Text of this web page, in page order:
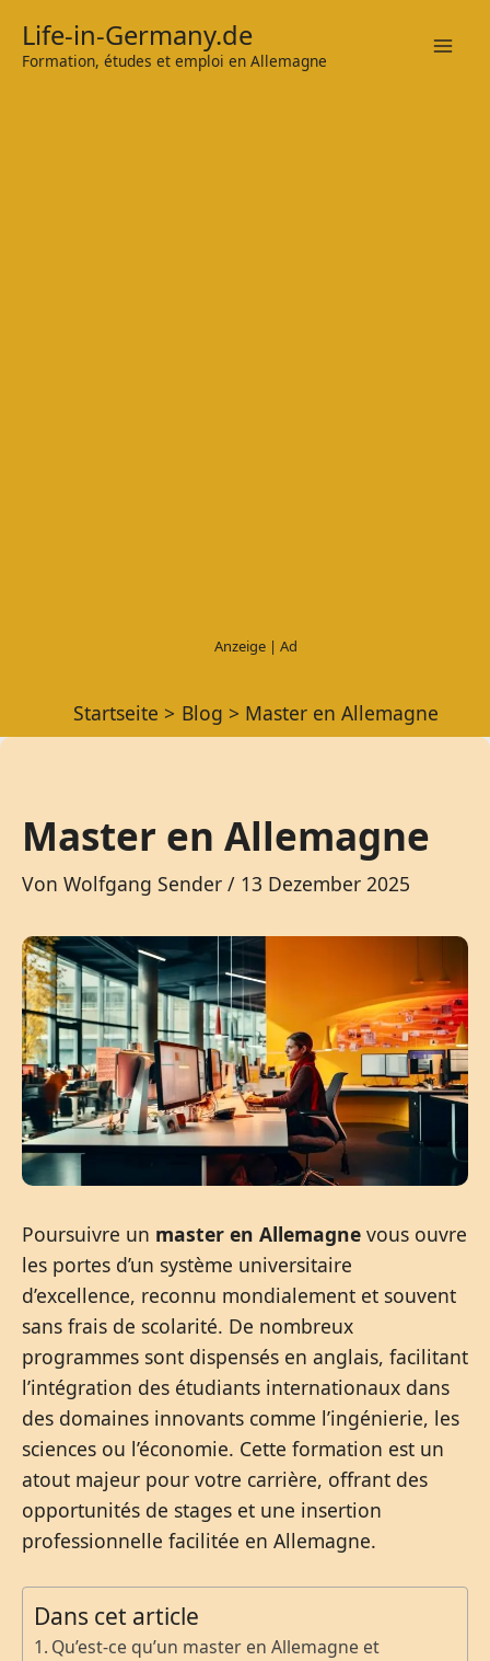
Inhalt
springen
Life-in-Germany.de
Formation, études et emploi en Allemagne
Startseite Blog Master en Allemagne
Master en Allemagne
Von Wolfgang Sender / 13 Dezember 2025
Poursuivre un master en Allemagne vous ouvre
les portes d’un système universitaire
d’excellence, reconnu mondialement et souvent
sans frais de scolarité. De nombreux
programmes sont dispensés en anglais, facilitant
l’intégration des étudiants internationaux dans
des domaines innovants comme l’ingénierie, les
sciences ou l’économie. Cette formation est un
atout majeur pour votre carrière, offrant des
opportunités de stages et une insertion
professionnelle facilitée en Allemagne.
Dans cet article
Qu’est-ce qu’un master en Allemagne et